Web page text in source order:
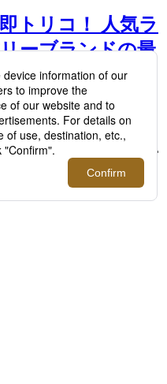
トリコ！ 人気ラ
ーブランドの最
ー、一気見せ！
ルマン> B-BOLD SANDAL